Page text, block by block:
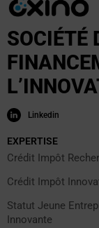
SOCIÉTÉ
Linkedin
EXPERTISE
Crédit Impôt
Crédit Impôt
Statut Jeune
Innovante